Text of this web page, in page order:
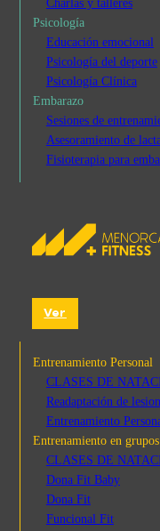
Charlas y talleres
Psicología
Educación emocional
Psicología del deporte
Psicología Clínica
Embarazo
Sesiones de
Asesoramiento de
Fisioterapia para
Ver
Entrenamiento Personal
CLASES DE
Readaptación de
Entrenamiento
Entrenamiento en grupos
CLASES DE
Dona Fit Baby
Dona Fit
Funcional Fit